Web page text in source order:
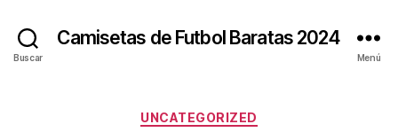
Buscar
Camisetas de Futbol Baratas 2024
Menú
Categorías
UNCATEGORIZED